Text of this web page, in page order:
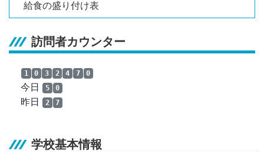
給食の盛り付け表
訪問者カウンター
1 0 3 2 4 7 0
今日 5 0
昨日 2 7
学校基本情報